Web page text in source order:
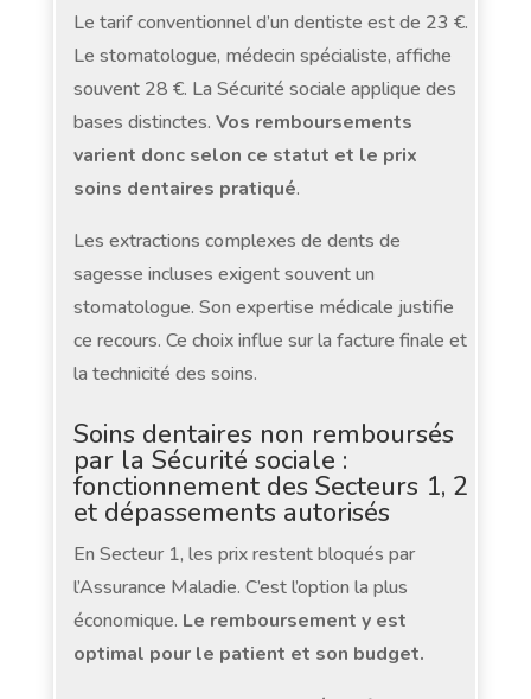
Le tarif conventionnel d’un dentiste est de 23 €.
Le stomatologue, médecin spécialiste, affiche
souvent 28 €. La Sécurité sociale applique des
bases distinctes. Vos remboursements
varient donc selon ce statut et le prix
soins dentaires pratiqué.
Les extractions complexes de dents de
sagesse incluses exigent souvent un
stomatologue. Son expertise médicale justifie
ce recours. Ce choix influe sur la facture finale et
la technicité des soins.
Soins dentaires non remboursés
par la Sécurité sociale :
fonctionnement des Secteurs 1, 2
et dépassements autorisés
En Secteur 1, les prix restent bloqués par
l’Assurance Maladie. C’est l’option la plus
économique. Le remboursement y est
optimal pour le patient et son budget.